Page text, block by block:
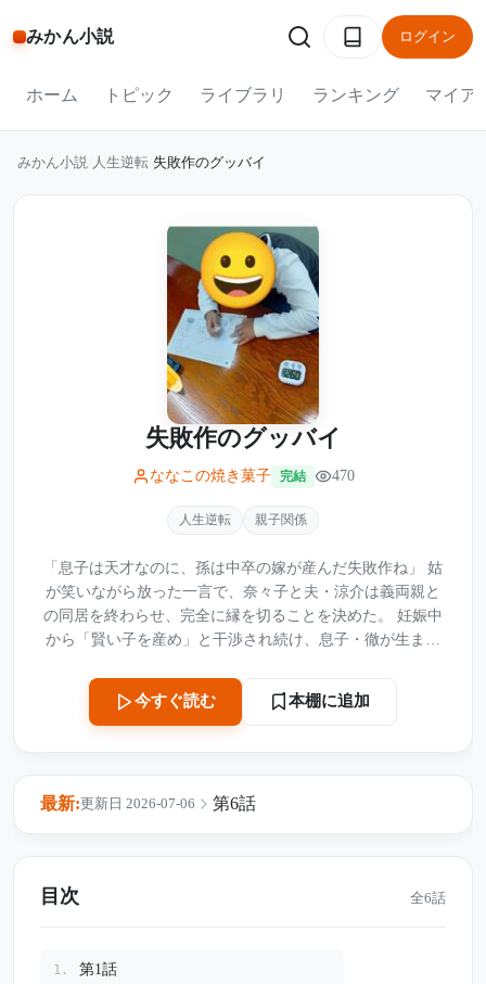
みかん小説 ログイン
ホーム トピック ライブラリ ランキング マイア
みかん小説 人生逆転 失敗作のグッバイ
失敗作のグッバイ
ななこの焼き菓子 完結 470
人生逆転 親子関係
「息子は天才なのに、孫は中卒の嫁が産んだ失敗作ね」 姑
が笑いながら放った一言で、奈々子と夫・涼介は義両親と
の同居を終わらせ、完全に縁を切ることを決めた。 妊娠中
から「賢い子を産め」と干渉され続け、息子・徹が生まれ
だ幼い徹が文字に興味を示さないだけで、義母は勝手に“で
きない子”と決めつけていた。 そしてある日、徹を「失敗
作」と呼ぶ声を、奈々子と涼介は聞いてしまう。 それから
全国大会で優勝し、新聞に載ったことだった。 今さら孫を
今すぐ読む 本棚に追加
最新: 第6話
更新日 2026-07-06
目次 全6話
1. 第1話